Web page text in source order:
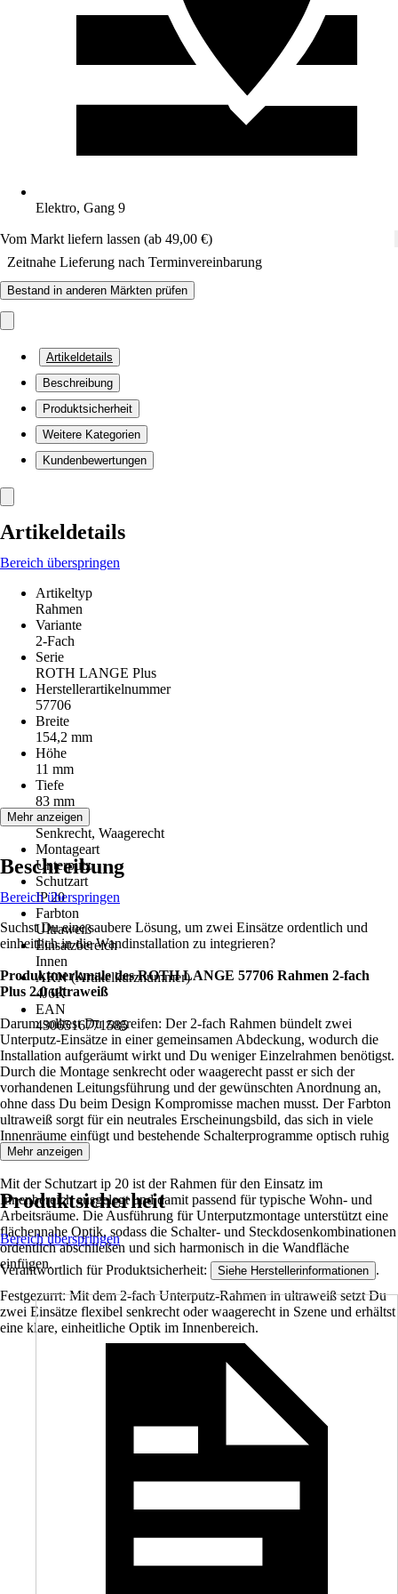
Elektro, Gang 9
Vom Markt liefern lassen (ab 49,00 €)
Zeitnahe Lieferung nach Terminvereinbarung
Bestand in anderen Märkten prüfen
Artikeldetails
Beschreibung
Produktsicherheit
Weitere Kategorien
Kundenbewertungen
Artikeldetails
Bereich überspringen
Artikeltyp
Rahmen
Variante
2-Fach
Serie
ROTH LANGE Plus
Herstellerartikelnummer
57706
Breite
154,2 mm
Höhe
11 mm
Tiefe
83 mm
Einbau
Senkrecht, Waagerecht
Montageart
Unterputz
Schutzart
IP 20
Farbton
Ultraweiß
Einsatzbereich
Innen
AKN (Artikelkurznummer)
4J6K
EAN
4306516771585
Mehr anzeigen
Beschreibung
Bereich überspringen
Suchst Du eine saubere Lösung, um zwei Einsätze ordentlich und
einheitlich in die Wandinstallation zu integrieren?
Produktmerkmale des ROTH LANGE 57706 Rahmen 2-fach
Plus 2.0 ultraweiß
Darum solltest Du zugreifen: Der 2-fach Rahmen bündelt zwei
Unterputz-Einsätze in einer gemeinsamen Abdeckung, wodurch die
Installation aufgeräumt wirkt und Du weniger Einzelrahmen benötigst.
Durch die Montage senkrecht oder waagerecht passt er sich der
vorhandenen Leitungsführung und der gewünschten Anordnung an,
ohne dass Du beim Design Kompromisse machen musst. Der Farbton
ultraweiß sorgt für ein neutrales Erscheinungsbild, das sich in viele
Innenräume einfügt und bestehende Schalterprogramme optisch ruhig
ergänzt.
Mit der Schutzart ip 20 ist der Rahmen für den Einsatz im
Innenbereich ausgelegt und damit passend für typische Wohn- und
Arbeitsräume. Die Ausführung für Unterputzmontage unterstützt eine
flächennahe Optik, sodass die Schalter- und Steckdosenkombinationen
ordentlich abschließen und sich harmonisch in die Wandfläche
einfügen.
Festgezurrt: Mit dem 2-fach Unterputz-Rahmen in ultraweiß setzt Du
zwei Einsätze flexibel senkrecht oder waagerecht in Szene und erhältst
eine klare, einheitliche Optik im Innenbereich.
Mehr anzeigen
Produktsicherheit
Bereich überspringen
Verantwortlich für Produktsicherheit: Siehe Herstellerinformationen .